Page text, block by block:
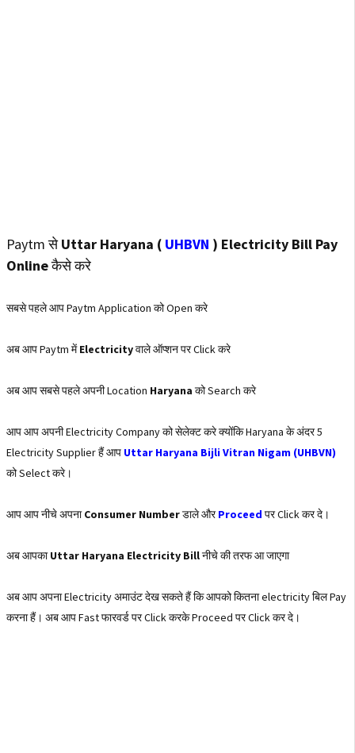
Paytm सेUttar Haryana ( UHBVN ) Electricity Bill Pay
Onlineकैसे करे
सबसे पहले आप Paytm Application को Open करे
अब आप Paytm मेंElectricityवाले ऑप्शन पर Click करे
अब आप सबसे पहले अपनी Location Haryana को Search करे
आप आप अपनी Electricity Company को सेलेक्ट करे क्योंकि Haryana के अंदर 5
Electricity Supplier हैं आप Uttar Haryana Bijli Vitran Nigam (UHBVN)
को Select करे।
आप आप नीचे अपनाConsumer Numberडाले औरProceed पर Click कर दे।
अब आपकाUttar Haryana Electricity Billनीचे की तरफ आ जाएगा
अब आप अपना Electricity अमाउंट देख सकते हैं कि आपको कितना electricity बिल Pay
करना हैं। अब आप Fast फारवर्ड पर Click करके Proceed पर Click कर दे।